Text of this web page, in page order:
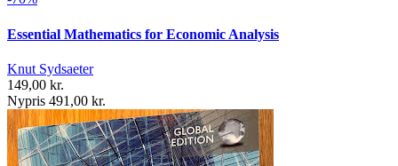
Essential Mathematics for Economic Analysis
Knut Sydsaeter
149,00 kr.
Nypris 491,00 kr.